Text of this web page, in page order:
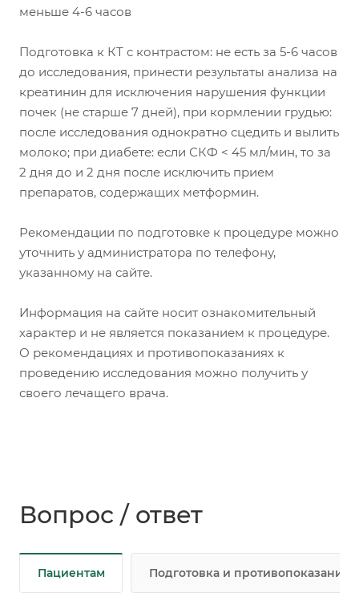
меньше 4-6 часов
Подготовка к КТ с контрастом: не есть за 5-6 часов
до исследования, принести результаты анализа на
креатинин для исключения нарушения функции
почек (не старше 7 дней), при кормлении грудью:
после исследования однократно сцедить и вылить
молоко; при диабете: если СКФ < 45 мл/мин, то за
2 дня до и 2 дня после исключить прием
препаратов, содержащих метформин.
Рекомендации по подготовке к процедуре можно
уточнить у администратора по телефону,
указанному на сайте.
Информация на сайте носит ознакомительный
характер и не является показанием к процедуре.
О рекомендациях и противопоказаниях к
проведению исследования можно получить у
своего лечащего врача.
Вопрос / ответ
Пациентам Подготовка и противопоказания